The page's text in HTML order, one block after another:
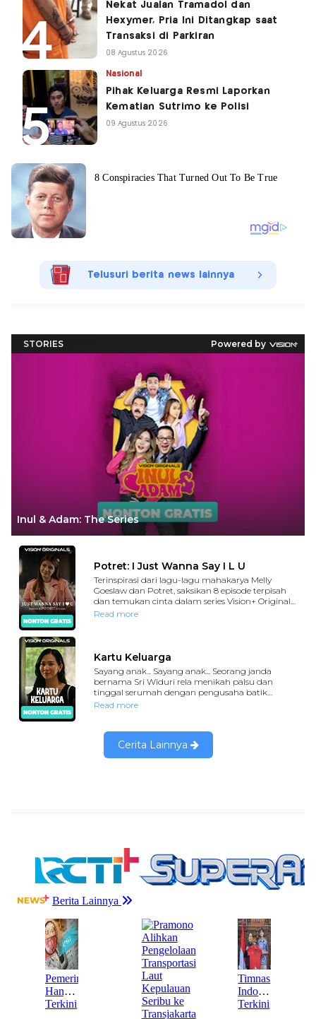
Nekat Jualan Tramadol dan
Hexymer, Pria Ini Ditangkap saat
Transaksi di Parkiran
08 Agustus 2026
Nasional
Pihak Keluarga Resmi Laporkan
Kematian Sutrimo ke Polisi
09 Agustus 2026
Telusuri berita news lainnya